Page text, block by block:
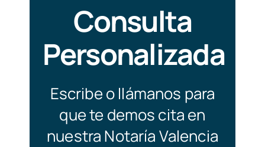
Consulta
Personalizada
Escribe o llámanos para
que te demos cita en
nuestra Notaría Valencia